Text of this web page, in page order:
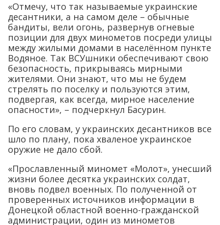
«Отмечу, что так называемые украинские
десантники, а на самом деле – обычные
бандиты, вели огонь, развернув огневые
позиции для двух минометов посреди улицы
между жилыми домами в населённом пункте
Водяное. Так ВСУшники обеспечивают свою
безопасность, прикрываясь мирными
жителями. Они знают, что мы не будем
стрелять по поселку и пользуются этим,
подвергая, как всегда, мирное население
опасности», – подчеркнул Басурин.
По его словам, у украинских десантников все
шло по плану, пока хваленое украинское
оружие не дало сбой.
«Прославленный миномет «Молот», унесший
жизни более десятка украинских солдат,
вновь подвел военных. По полученной от
проверенных источников информации в
Донецкой областной военно-гражданской
администрации, один из минометов